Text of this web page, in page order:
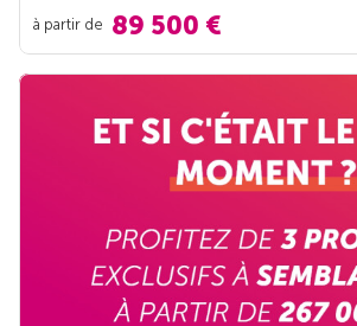
à partir de 89 500 €